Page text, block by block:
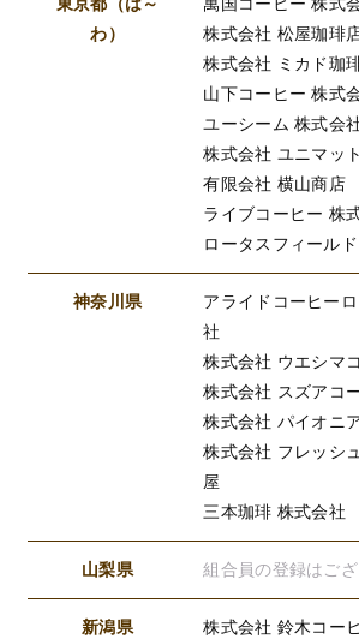
東京都（は～
わ）
萬国コーヒー 株式
株式会社 松屋珈琲
株式会社 ミカド珈
山下コーヒー 株式
ユーシーム 株式会
株式会社 ユニマッ
有限会社 横山商店
ライブコーヒー 株
ロータスフィール
神奈川県
アライドコーヒー
社
株式会社 ウエシマ
株式会社 スズアコ
株式会社 パイオニ
株式会社 フレッシ
屋
三本珈琲 株式会社
山梨県 組合員の登録はご
新潟県
株式会社 鈴木コー